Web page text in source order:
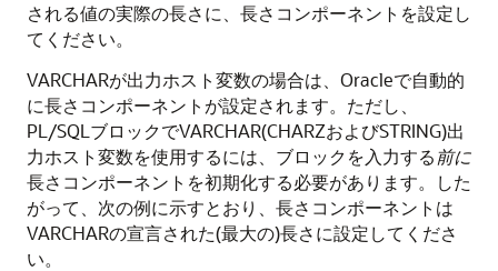
される値の実際の長さに、長さコンポーネントを設定し
てください。
VARCHARが出力ホスト変数の場合は、Oracleで自動的
に長さコンポーネントが設定されます。ただし、
PL/SQLブロックでVARCHAR(CHARZおよびSTRING)出
力ホスト変数を使用するには、ブロックを入力する前に
長さコンポーネントを初期化する必要があります。した
がって、次の例に示すとおり、長さコンポーネントは
VARCHARの宣言された(最大の)長さに設定してくださ
い。